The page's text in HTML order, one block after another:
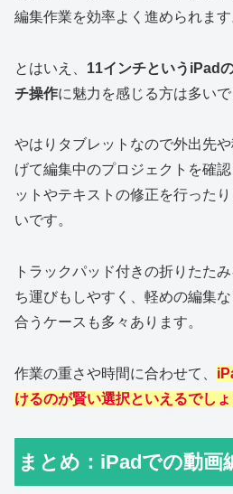
編集作業を効率よく進められます
とはいえ、 11インチというiPad
チ操作に魅力を感じる方は多いで
やはりタブレットなので外出先
げて編集中のプロジェクトを確
ットやテキストの修正を行った
いです。
トラックパッド付きの折りたた
ち運びもしやすく、軽めの編集
合うケースも多々あります。
作業の重さや時間に合わせて、
けるのが賢い選択といえるでしょ
まとめ：iPadでの動画